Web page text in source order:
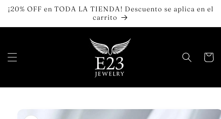
directamente
¡20% OFF en TODA LA TIENDA! Descuento se aplica en el
carrito
Carrito
directamente